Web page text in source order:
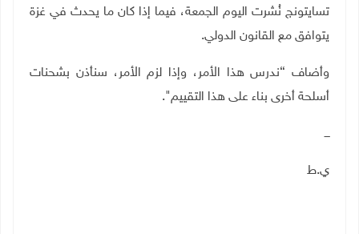
تسايتونج نُشرت اليوم الجمعة، فيما إذا كان ما يحدث في غزة
يتوافق مع القانون الدولي.
وأضاف “ندرس هذا الأمر، وإذا لزم الأمر، سنأذن بشحنات
أسلحة أخرى بناء على هذا التقييم".
ـــ
ي.ط